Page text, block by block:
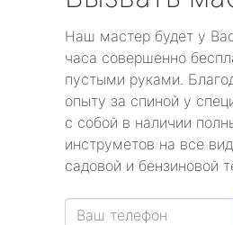
Наш мастер будет у
часа совершенно
пустыми руками.
опыту за спиной у
с собой в наличии
инструметов на все
садовой и бензиновой